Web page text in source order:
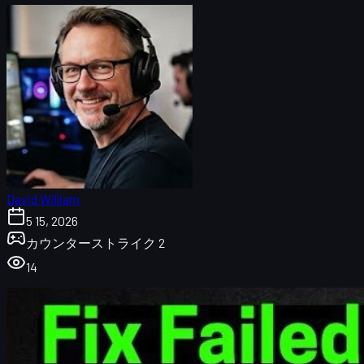
David William
5 15, 2026
カウンターストライク 2
14
CS2「Failed to Reach Any Official Servers」エラー
公式サーバーの稼働状況をまず確認する
ルーターと回線をチェック・再起動する
CS2ゲームファイルの整合性チェック